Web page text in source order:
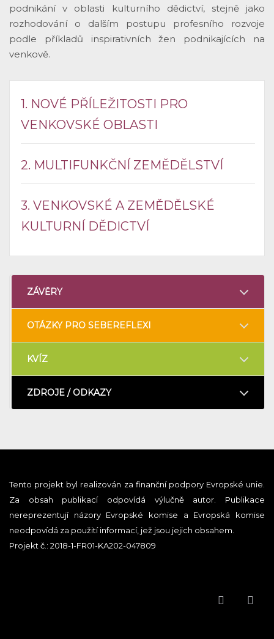
podnikání v oblasti kulturního dědictví, stejně jako
rozhodování o dalším postupu profesního rozvoje
podle příkladů inspirativních žen podnikajících na
venkově.
1. NOVÉ PŘÍLEŽITOSTI PRO
VENKOVSKÉ OBLASTI
2. MULTIFUNKČNÍ ZEMĚDĚLSTVÍ
3. VENKOVSKÉ A ZEMĚDĚLSKÉ
KULTURNÍ DĚDICTVÍ
ZÁVĚRY
OTÁZKY PRO SEBEREFLEXI
KVÍZ
ZDROJE / ODKAZY
Tento projekt byl realizován za finanční podpory Evropské unie.
Za obsah publikací odpovídá výlučně autor. Publikace
nereprezentují názory Evropské komise a Evropská komise
neodpovídá za použití informací, jež jsou jejich obsahem.
Projekt č.: 2018-1-FR01-KA202-047809